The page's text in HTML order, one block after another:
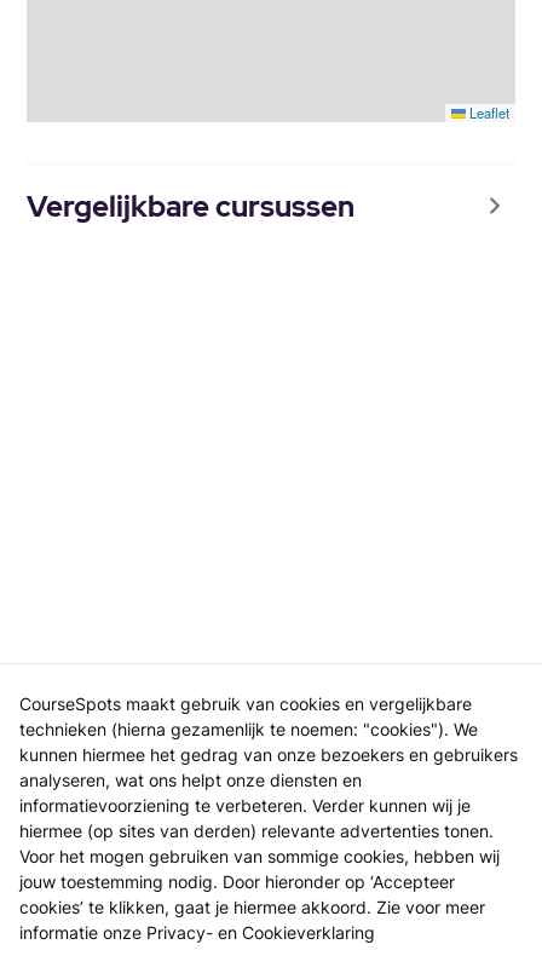
CourseSpots maakt gebruik van cookies en vergelijkbare
technieken (hierna gezamenlijk te noemen: "cookies"). We
kunnen hiermee het gedrag van onze bezoekers en gebruikers
analyseren, wat ons helpt onze diensten en
informatievoorziening te verbeteren. Verder kunnen wij je
hiermee (op sites van derden) relevante advertenties tonen.
Voor het mogen gebruiken van sommige cookies, hebben wij
jouw toestemming nodig. Door hieronder op ‘Accepteer
cookies’ te klikken, gaat je hiermee akkoord. Zie voor meer
informatie onze Privacy- en Cookieverklaring
Leaflet
Vergelijkbare cursussen